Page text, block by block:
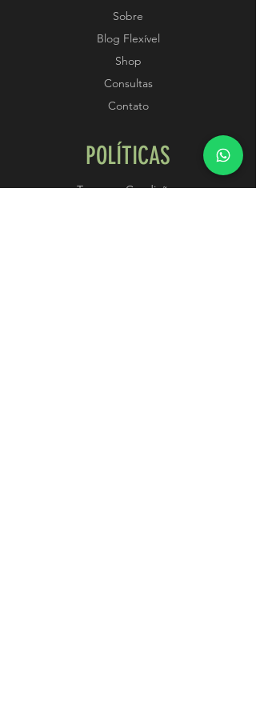
Sobre
Blog Flexível
Shop
Consultas
Contato
POLÍTICAS
Termos e Condições